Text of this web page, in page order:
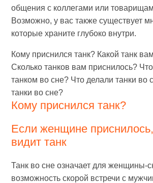
общения с коллегами или
Возможно, у вас также существует
которые храните глубоко внутри.
Кому приснился танк? Какой танк
Сколько танков вам приснилось?
танком во сне? Что делали танки во
танки во сне?
Кому приснился танк?
Если женщине
видит танк
Танк во сне означает для женщины-
возможность скорой встречи с